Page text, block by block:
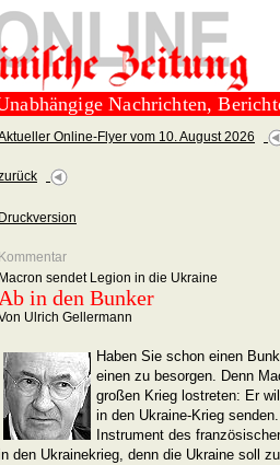
Nachrichten,
Online-Flyer vom 10. August 2026
Druckversion
Kommentar
Macron sendet Legion in die Ukraine
Ab in den Bunker
Ulrich Gellermann
Haben Sie schon einen
einen zu besorgen. Denn
großen Krieg lostreten: Er
in den Ukraine-Krieg
Instrument des
den Ukrainekrieg, denn die Ukraine soll